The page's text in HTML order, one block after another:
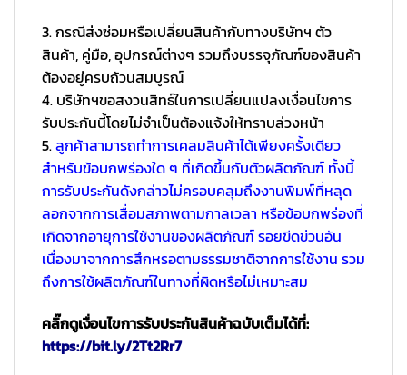
3. กรณีส่งซ่อมหรือเปลี่ยนสินค้ากับทางบริษัทฯ ตัว
สินค้า, คู่มือ, อุปกรณ์ต่างๆ รวมถึงบรรจุภัณฑ์ของสินค้า
ต้องอยู่ครบถ้วนสมบูรณ์
4. บริษัทฯขอสงวนสิทธ์ในการเปลี่ยนแปลงเงื่อนไขการ
รับประกันนี้โดยไม่จำเป็นต้องแจ้งให้ทราบล่วงหน้า
5.ลูกค้าสามารถทำการเคลมสินค้าได้เพียงครั้งเดียว
สำหรับข้อบกพร่องใด ๆ ที่เกิดขึ้นกับตัวผลิตภัณฑ์ ทั้งนี้
การรับประกันดังกล่าวไม่ครอบคลุมถึงงานพิมพ์ที่หลุด
ลอกจากการเสื่อมสภาพตามกาลเวลา หรือข้อบกพร่องที่
เกิดจากอายุการใช้งานของผลิตภัณฑ์ รอยขีดข่วนอัน
เนื่องมาจากการสึกหรอตามธรรมชาติจากการใช้งาน รวม
ถึงการใช้ผลิตภัณฑ์ในทางที่ผิดหรือไม่เหมาะสม
คลิ๊กดูเงื่อนไขการรับประกันสินค้าฉบับเต็มได้ที่:
https://bit.ly/2Tt2Rr7